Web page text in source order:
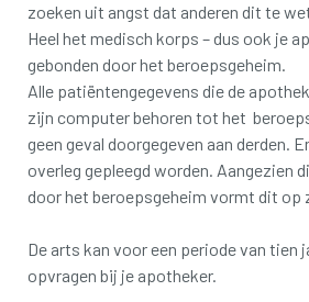
zoeken uit angst dat anderen dit te
Heel het medisch korps – dus ook je
gebonden door het beroepsgeheim.
Alle patiëntengegevens die de
zijn computer behoren tot het
geen geval doorgegeven aan derden.
overleg gepleegd worden. Aangezien
door het beroepsgeheim vormt dit op
De arts kan voor een periode van tien
opvragen bij je apotheker.